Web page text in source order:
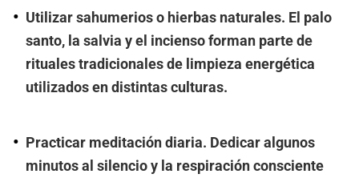
Utilizar sahumerios o hierbas naturales. El palo
santo, la salvia y el incienso forman parte de
rituales tradicionales de limpieza energética
utilizados en distintas culturas.
Practicar meditación diaria. Dedicar algunos
minutos al silencio y la respiración consciente